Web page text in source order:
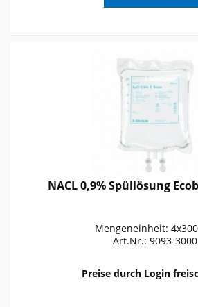
NACL 0,9% Spüllösung
Mengeneinheit:
Art.Nr.: 9093-3000
Preise durch Login